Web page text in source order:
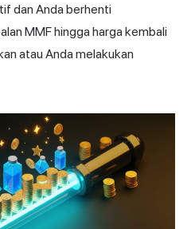
dan Anda berhenti
MMF hingga harga kembali
atau Anda melakukan